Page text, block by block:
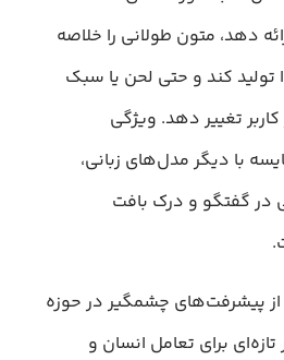
دهد، متون طولانی را خلاصه
تولید کند و حتی لحن یا سبک
کاربر تغییر دهد. ویژگی‌
با دیگر مدل‌های زبانی،
در گفتگو و درک بافت
از پیشرفت‌های چشمگیر در حوزه
برای تعامل انسان و